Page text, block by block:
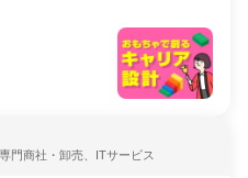
門商社・卸売、ITサービス